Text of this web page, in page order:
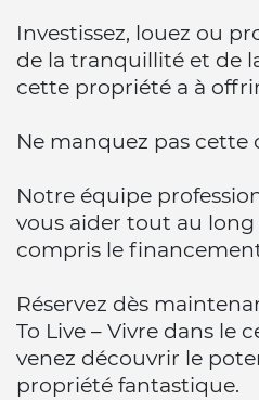
Investissez, louez ou
de la tranquillité et de
cette propriété a à
Ne manquez pas
Notre équipe
vous aider tout au long
compris le
Réservez dès
To Live – Vivre dans le
venez découvrir le
propriété fantastique.